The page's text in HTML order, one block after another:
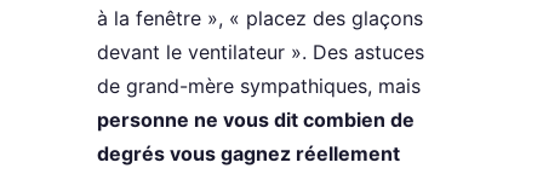
à la fenêtre », « placez des glaçons
devant le ventilateur ». Des astuces
de grand-mère sympathiques, mais
personne ne vous dit combien de
degrés vous gagnez réellement